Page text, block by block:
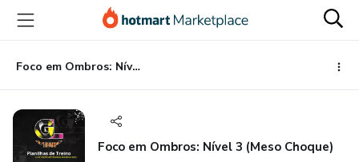
para
conteúdo
principal
para
pagamento
para
rodapé
Foco em Ombros: Nível 3 (Meso Choque)
Foco em Ombros: Nível 3 (Meso Choque)